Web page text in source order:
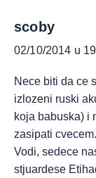
scoby
02/10/2014 u
Nece biti da ce
izlozeni ruski
koja babuska) i
zasipati
Vodi, sedece
stjuardese